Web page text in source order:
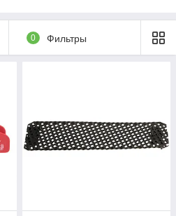
0 Фильтры